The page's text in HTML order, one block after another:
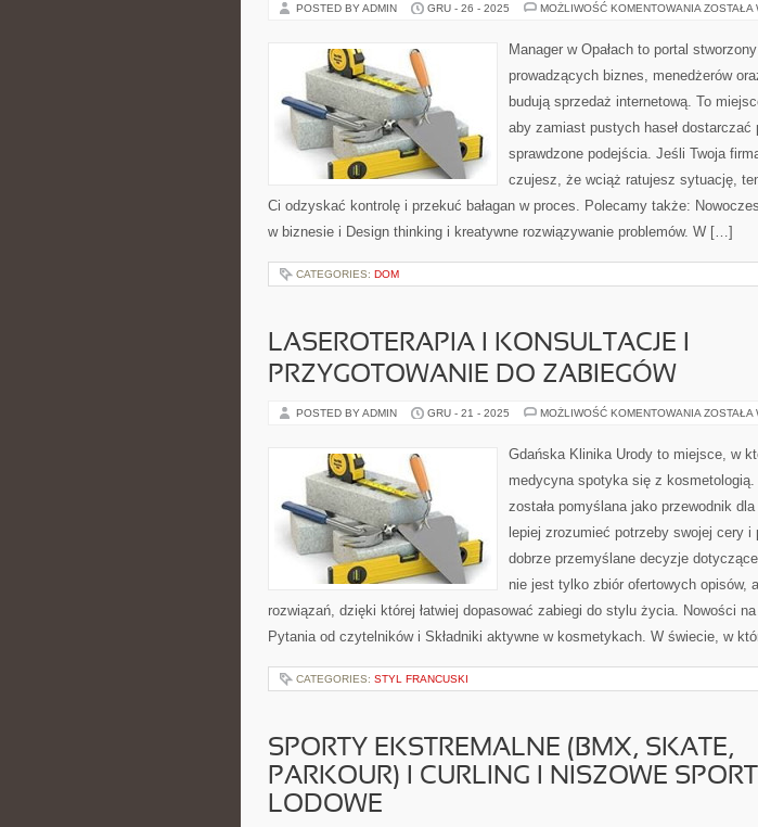
POSTED BY ADMIN GRU - 26 - 2025 MOŻLIWOŚĆ KOMENTOWANIA ZOSTAŁA
Manager w Opałach to portal
prowadzących biznes, menedżerów
budują sprzedaż internetową. To
aby zamiast pustych haseł dostarczać
sprawdzone podejścia. Jeśli Twoja
czujesz, że wciąż ratujesz sytuację,
Ci odzyskać kontrolę i przekuć bałagan w proces. Polecamy także:
w biznesie i Design thinking i kreatywne rozwiązywanie problemów. W […]
CATEGORIES: DOM
LASEROTERAPIA I KONSULTACJE I
PRZYGOTOWANIE DO ZABIEGÓW
POSTED BY ADMIN GRU - 21 - 2025 MOŻLIWOŚĆ KOMENTOWANIA ZOSTAŁA
Gdańska Klinika Urody to miejsce, w
medycyna spotyka się z
została pomyślana jako przewodnik
lepiej zrozumieć potrzeby swojej cery i
dobrze przemyślane decyzje
nie jest tylko zbiór ofertowych opisów,
rozwiązań, dzięki której łatwiej dopasować zabiegi do stylu życia. Nowości
Pytania od czytelników i Składniki aktywne w kosmetykach. W świecie, w
CATEGORIES: STYL FRANCUSKI
SPORTY EKSTREMALNE (BMX, SKATE,
PARKOUR) I CURLING I NISZOWE
LODOWE